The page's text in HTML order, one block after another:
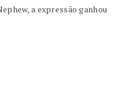
a expressão ganhou